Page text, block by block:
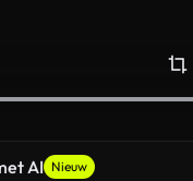
AI Nieuw